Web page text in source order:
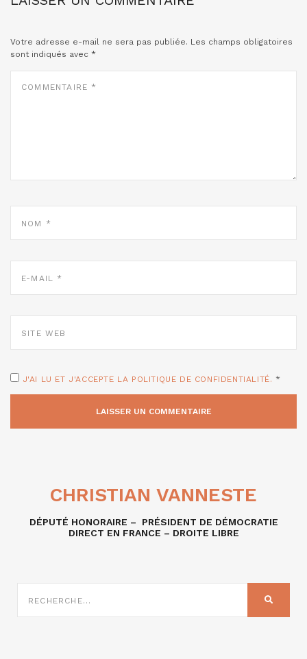
Votre adresse e-mail ne sera pas publiée. Les champs obligatoires
sont indiqués avec *
MAIL
WEB
J'AI LU ET J'ACCEPTE LA POLITIQUE DE CONFIDENTIALITÉ. *
CHRISTIAN VANNESTE
DÉPUTÉ HONORAIRE – PRÉSIDENT DE DÉMOCRATIE
DIRECT EN FRANCE – DROITE LIBRE
SUR